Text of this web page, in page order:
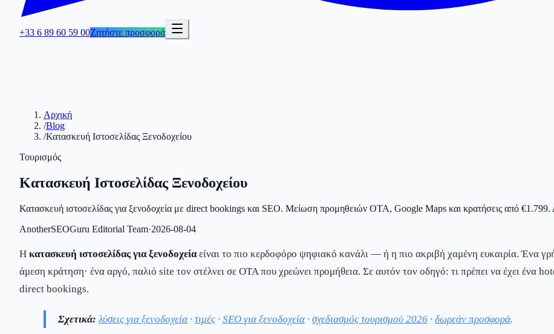
+33 6 89 60 59 00Ζητήστε προσφορά
Αρχική
/Blog
/Κατασκευή Ιστοσελίδας Ξενοδοχείου
Τουρισμός
Κατασκευή Ιστοσελίδας Ξενοδοχείου
Κατασκευή ιστοσελίδας για ξενοδοχεία με direct bookings και SEO. Μείωση προμηθειών OTA, Google Maps και κρατήσεις από €1.799.
AnotherSEOGuru Editorial Team·2026-08-04
Η κατασκευή ιστοσελίδας για ξενοδοχείαείναι το πιο κερδοφόρο ψηφιακό κανάλι — ή η πιο ακριβή χαμένη ευκαιρία. Ένα
άμεση κράτηση· ένα αργό, παλιό site τον στέλνει σε OTA που χρεώνει προμήθεια. Σε αυτόν τον οδηγό: τι πρέπει να έχει ένα
direct bookings.
Σχετικά: λύσεις για ξενοδοχεία · τιμές · SEO για ξενοδοχεία · σχεδιασμός τουρισμού 2026 · δωρεάν προσφορά.